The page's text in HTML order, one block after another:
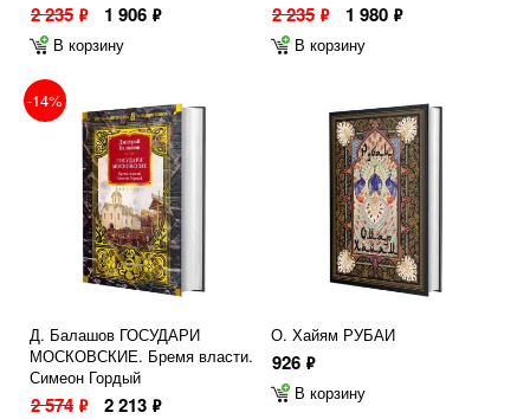
2 235 ф 1 906 ф
В корзину
2 235 ф 1 980 ф
В корзину
-14%
Д. Балашов ГОСУДАРИ
МОСКОВСКИЕ. Бремя власти.
Симеон Гордый
2 574 ф 2 213 ф
О. Хайям РУБАИ
926 ф
В корзину